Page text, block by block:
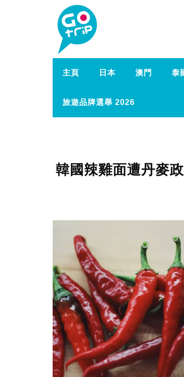
主頁 日本 澳門 泰
旅遊品牌選舉 2026
韓國辣雞面遭丹麥